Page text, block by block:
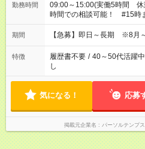
勤務時間
09:00～15:00(実働5時間 休
時間での相談可能！ #15時
期間 【急募】即日～長期 ※8月
特徴 履歴書不要 / 40～50代活躍中
し
気になる！ 応募
掲載元企業名 パーソルテンプ